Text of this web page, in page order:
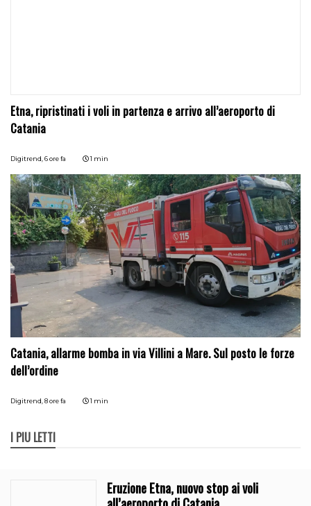
Etna, ripristinati i voli in partenza e arrivo all’aeroporto di
Catania
Digitrend, 6 ore fa 1 min
Catania, allarme bomba in via Villini a Mare. Sul posto le forze
dell’ordine
Digitrend, 8 ore fa 1 min
I PIÙ LETTI
Eruzione Etna, nuovo stop ai voli